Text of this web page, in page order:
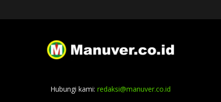
Hubungi kami: redaksi@manuver.co.id